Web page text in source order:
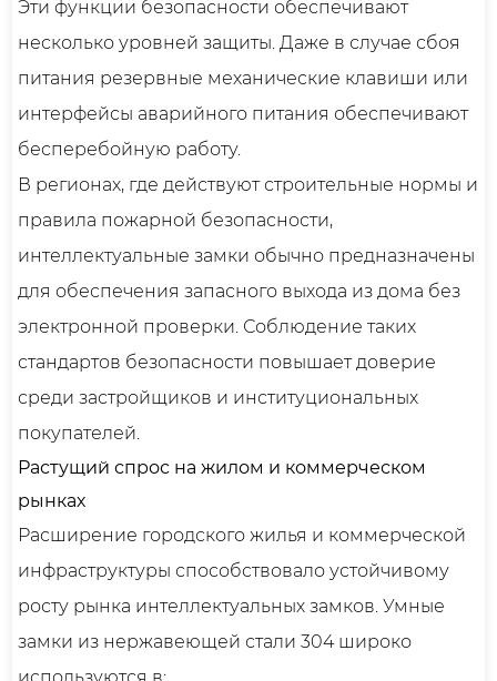
Эти функции безопасности обеспечивают
несколько уровней защиты. Даже в случае сбоя
питания резервные механические клавиши или
интерфейсы аварийного питания обеспечивают
бесперебойную работу.
В регионах, где действуют строительные нормы и
правила пожарной безопасности,
интеллектуальные замки обычно предназначены
для обеспечения запасного выхода из дома без
электронной проверки. Соблюдение таких
стандартов безопасности повышает доверие
среди застройщиков и институциональных
покупателей.
Растущий спрос на жилом и коммерческом
рынках
Расширение городского жилья и коммерческой
инфраструктуры способствовало устойчивому
росту рынка интеллектуальных замков. Умные
замки из нержавеющей стали 304 широко